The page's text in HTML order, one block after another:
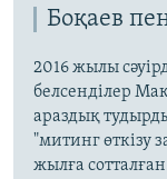
Боқаев
2016 жылы
белсенділер
араздық
"митинг өткізу
жылға